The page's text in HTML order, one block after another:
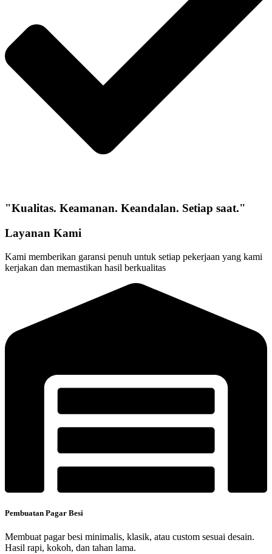
"Kualitas. Keamanan. Keandalan. Setiap saat."
Layanan Kami
Kami memberikan garansi penuh untuk setiap pekerjaan yang kami
kerjakan dan memastikan hasil berkualitas
Pembuatan Pagar Besi
Membuat pagar besi minimalis, klasik, atau custom sesuai desain.
Hasil rapi, kokoh, dan tahan lama.